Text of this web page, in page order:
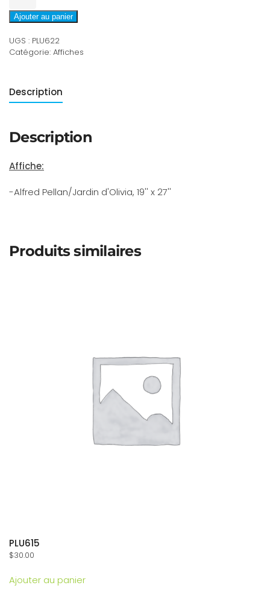
PLU622
Ajouter au panier
UGS : PLU622
Catégorie: Affiches
Description
Description
Affiche:
-Alfred Pellan/Jardin d'Olivia, 19'' x 27''
Produits similaires
PLU615
$30.00
Ajouter au panier